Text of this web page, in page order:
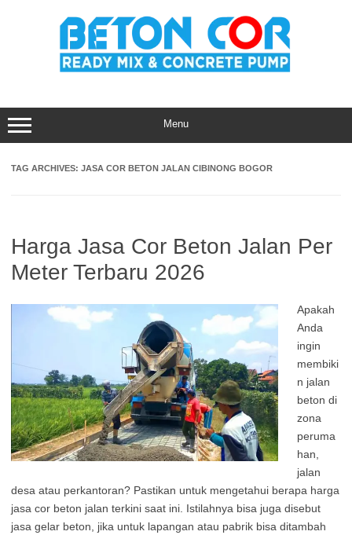
Menu
TAG ARCHIVES: JASA COR BETON JALAN CIBINONG BOGOR
Harga Jasa Cor Beton Jalan Per
Meter Terbaru 2026
Apakah
Anda
ingin
membiki
n jalan
beton di
zona
peruma
han,
jalan
desa atau perkantoran? Pastikan untuk mengetahui berapa harga
jasa cor beton jalan terkini saat ini. Istilahnya bisa juga disebut
jasa gelar beton, jika untuk lapangan atau pabrik bisa ditambah